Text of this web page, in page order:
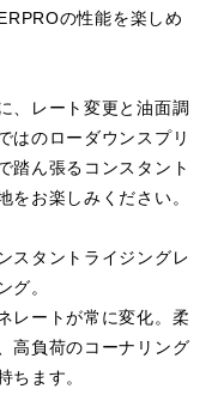
の性能を楽しめ
、レート変更と油面調
はのローダウンスプリ
踏ん張るコンスタント
をお楽しみください。
スタントライジングレ
グ。
レートが常に変化。柔
高負荷のコーナリング
ちます。